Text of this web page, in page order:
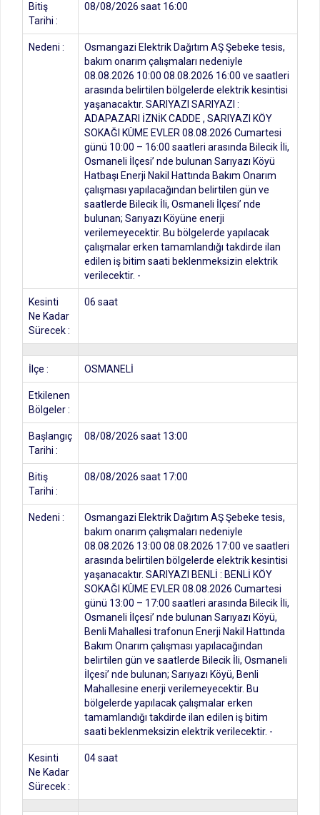
Bitiş
Tarihi :
08/08/2026 saat 16:00
Nedeni :
Osmangazi Elektrik Dağıtım AŞ Şebeke tesis,
bakım onarım çalışmaları nedeniyle
08.08.2026 10:00 08.08.2026 16:00 ve saatleri
arasında belirtilen bölgelerde elektrik kesintisi
yaşanacaktır. SARIYAZI SARIYAZI :
ADAPAZARI İZNİK CADDE , SARIYAZI KÖY
SOKAĞI KÜME EVLER 08.08.2026 Cumartesi
günü 10:00 – 16:00 saatleri arasında Bilecik İli,
Osmaneli İlçesi’ nde bulunan Sarıyazı Köyü
Hatbaşı Enerji Nakil Hattında Bakım Onarım
çalışması yapılacağından belirtilen gün ve
saatlerde Bilecik İli, Osmaneli İlçesi’ nde
bulunan; Sarıyazı Köyüne enerji
verilemeyecektir. Bu bölgelerde yapılacak
çalışmalar erken tamamlandığı takdirde ilan
edilen iş bitim saati beklenmeksizin elektrik
verilecektir. -
Kesinti
Ne Kadar
Sürecek :
06 saat
İlçe : OSMANELİ
Etkilenen
Bölgeler :
Başlangıç
Tarihi :
08/08/2026 saat 13:00
Bitiş
Tarihi :
08/08/2026 saat 17:00
Nedeni :
Osmangazi Elektrik Dağıtım AŞ Şebeke tesis,
bakım onarım çalışmaları nedeniyle
08.08.2026 13:00 08.08.2026 17:00 ve saatleri
arasında belirtilen bölgelerde elektrik kesintisi
yaşanacaktır. SARIYAZI BENLİ : BENLİ KÖY
SOKAĞI KÜME EVLER 08.08.2026 Cumartesi
günü 13:00 – 17:00 saatleri arasında Bilecik İli,
Osmaneli İlçesi’ nde bulunan Sarıyazı Köyü,
Benli Mahallesi trafonun Enerji Nakil Hattında
Bakım Onarım çalışması yapılacağından
belirtilen gün ve saatlerde Bilecik İli, Osmaneli
İlçesi’ nde bulunan; Sarıyazı Köyü, Benli
Mahallesine enerji verilemeyecektir. Bu
bölgelerde yapılacak çalışmalar erken
tamamlandığı takdirde ilan edilen iş bitim
saati beklenmeksizin elektrik verilecektir. -
Kesinti
Ne Kadar
Sürecek :
04 saat